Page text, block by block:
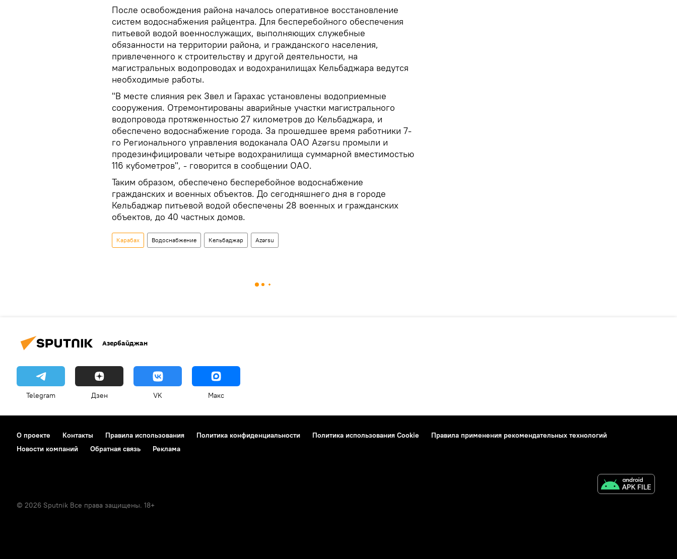
После освобождения района началось оперативное восстановление
систем водоснабжения райцентра. Для бесперебойного обеспечения
питьевой водой военнослужащих, выполняющих служебные
обязанности на территории района, и гражданского населения,
привлеченного к строительству и другой деятельности, на
магистральных водопроводах и водохранилищах Кельбаджара ведутся
необходимые работы.
"В месте слияния рек Звел и Гарахас установлены водоприемные
сооружения. Отремонтированы аварийные участки магистрального
водопровода протяженностью 27 километров до Кельбаджара, и
обеспечено водоснабжение города. За прошедшее время работники 7-
го Регионального управления водоканала ОАО Azərsu промыли и
продезинфицировали четыре водохранилища суммарной вместимостью
116 кубометров", - говорится в сообщении ОАО.
Таким образом, обеспечено бесперебойное водоснабжение
гражданских и военных объектов. До сегодняшнего дня в городе
Кельбаджар питьевой водой обеспечены 28 военных и гражданских
объектов, до 40 частных домов.
Карабах Водоснабжение Кельбаджар Azərsu
Азербайджан
Telegram Дзен VK Макс
О проекте Контакты Правила использования Политика конфиденциальности Политика использования Cookie
Правила применения рекомендательных технологий
Новости компаний
Обратная связь Реклама
© 2026 Sputnik Все права защищены. 18+